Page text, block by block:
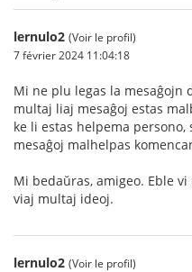
lernulo2 (Voir le profil)
7 février 2024 11:04:18
Mi ne plu legas la mesaĝojn
multaj liaj mesaĝoj estas
ke li estas helpema
mesaĝoj malhelpas
Mi bedaŭras, amigeo. Eble
viaj multaj ideoj.
lernulo2 (Voir le profil)